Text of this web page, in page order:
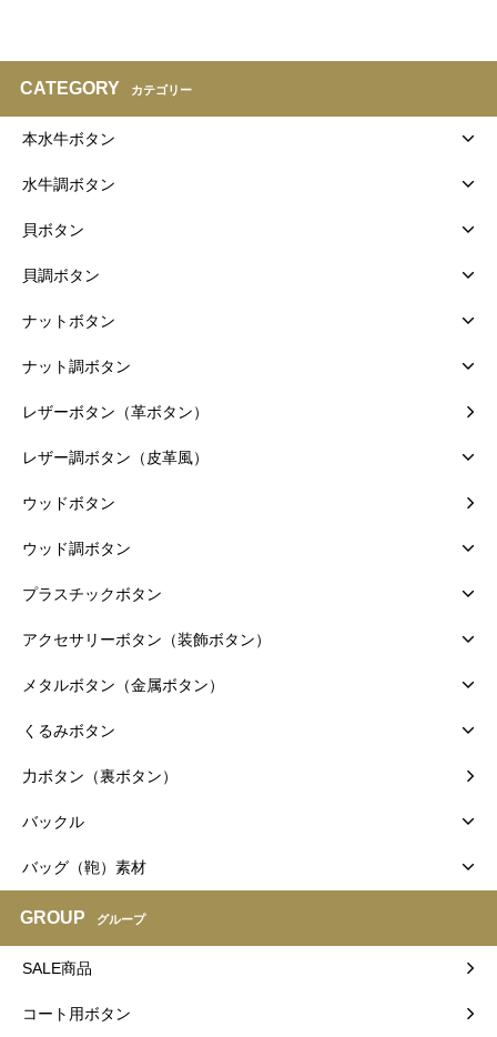
CATEGORY カテゴリー
本水牛ボタン
水牛調ボタン
貝ボタン
貝調ボタン
ナットボタン
ナット調ボタン
レザーボタン（革ボタン）
レザー調ボタン（皮革風）
ウッドボタン
ウッド調ボタン
プラスチックボタン
アクセサリーボタン（装飾ボタン）
メタルボタン（金属ボタン）
くるみボタン
力ボタン（裏ボタン）
バックル
バッグ（鞄）素材
GROUP グループ
SALE商品
コート用ボタン